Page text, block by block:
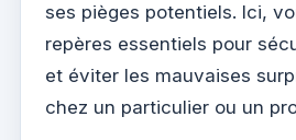
ses pièges potentiels. Ici,
repères essentiels pour
et éviter les mauvaises
chez un particulier ou un